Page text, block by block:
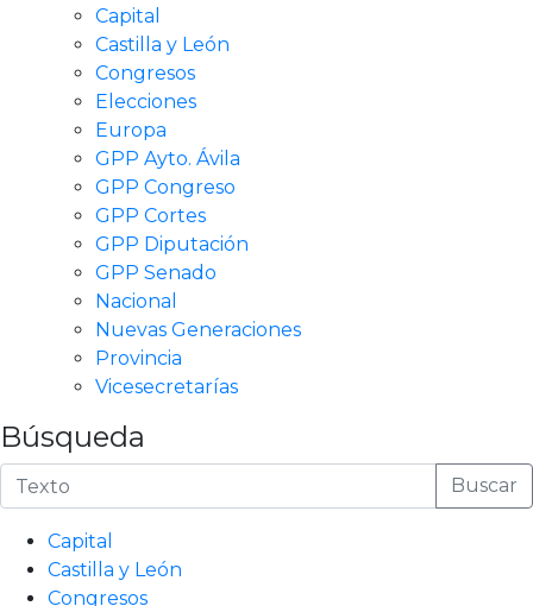
Capital
Castilla y León
Congresos
Elecciones
Europa
GPP Ayto. Ávila
GPP Congreso
GPP Cortes
GPP Diputación
GPP Senado
Nacional
Nuevas Generaciones
Provincia
Vicesecretarías
Búsqueda
Buscar
Capital
Castilla y León
Congresos